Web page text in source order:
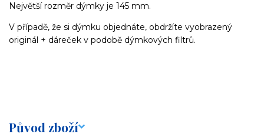
Největší rozměr dýmky je 145 mm.
V případě, že si dýmku objednáte, obdržíte vyobrazený
originál + dáreček v podobě dýmkových filtrů.
Původ zboží